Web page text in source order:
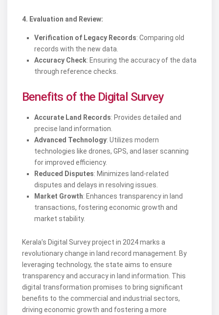
4. Evaluation and Review:
Verification of Legacy Records: Comparing old
records with the new data.
Accuracy Check: Ensuring the accuracy of the data
through reference checks.
Benefits of the Digital Survey
Accurate Land Records: Provides detailed and
precise land information.
Advanced Technology: Utilizes modern
technologies like drones, GPS, and laser scanning
for improved efficiency.
Reduced Disputes: Minimizes land-related
disputes and delays in resolving issues.
Market Growth: Enhances transparency in land
transactions, fostering economic growth and
market stability.
Kerala’s Digital Survey project in 2024 marks a
revolutionary change in land record management. By
leveraging technology, the state aims to ensure
transparency and accuracy in land information. This
digital transformation promises to bring significant
benefits to the commercial and industrial sectors,
driving economic growth and fostering a more